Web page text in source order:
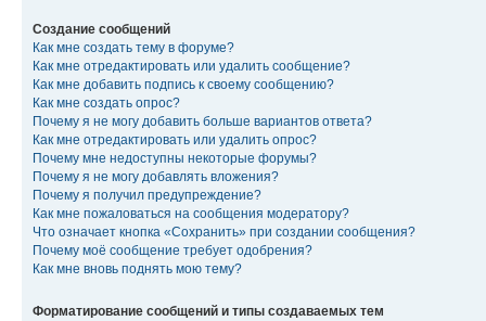
Создание сообщений
Как мне создать тему в форуме?
Как мне отредактировать или удалить сообщение?
Как мне добавить подпись к своему сообщению?
Как мне создать опрос?
Почему я не могу добавить больше вариантов ответа?
Как мне отредактировать или удалить опрос?
Почему мне недоступны некоторые форумы?
Почему я не могу добавлять вложения?
Почему я получил предупреждение?
Как мне пожаловаться на сообщения модератору?
Что означает кнопка «Сохранить» при создании сообщения?
Почему моё сообщение требует одобрения?
Как мне вновь поднять мою тему?
Форматирование сообщений и типы создаваемых тем